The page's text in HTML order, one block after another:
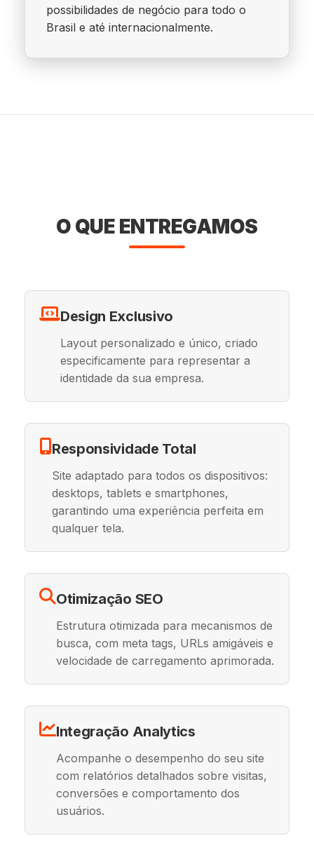
possibilidades de negócio para todo o
Brasil e até internacionalmente.
O QUE ENTREGAMOS
Design Exclusivo
Layout personalizado e único, criado
especificamente para representar a
identidade da sua empresa.
Responsividade Total
Site adaptado para todos os dispositivos:
desktops, tablets e smartphones,
garantindo uma experiência perfeita em
qualquer tela.
Otimização SEO
Estrutura otimizada para mecanismos de
busca, com meta tags, URLs amigáveis e
velocidade de carregamento aprimorada.
Integração Analytics
Acompanhe o desempenho do seu site
com relatórios detalhados sobre visitas,
conversões e comportamento dos
usuários.